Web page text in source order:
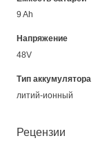
9 Ah
Напряжение
48V
Тип аккумулятора
литий-ионный
Рецензии